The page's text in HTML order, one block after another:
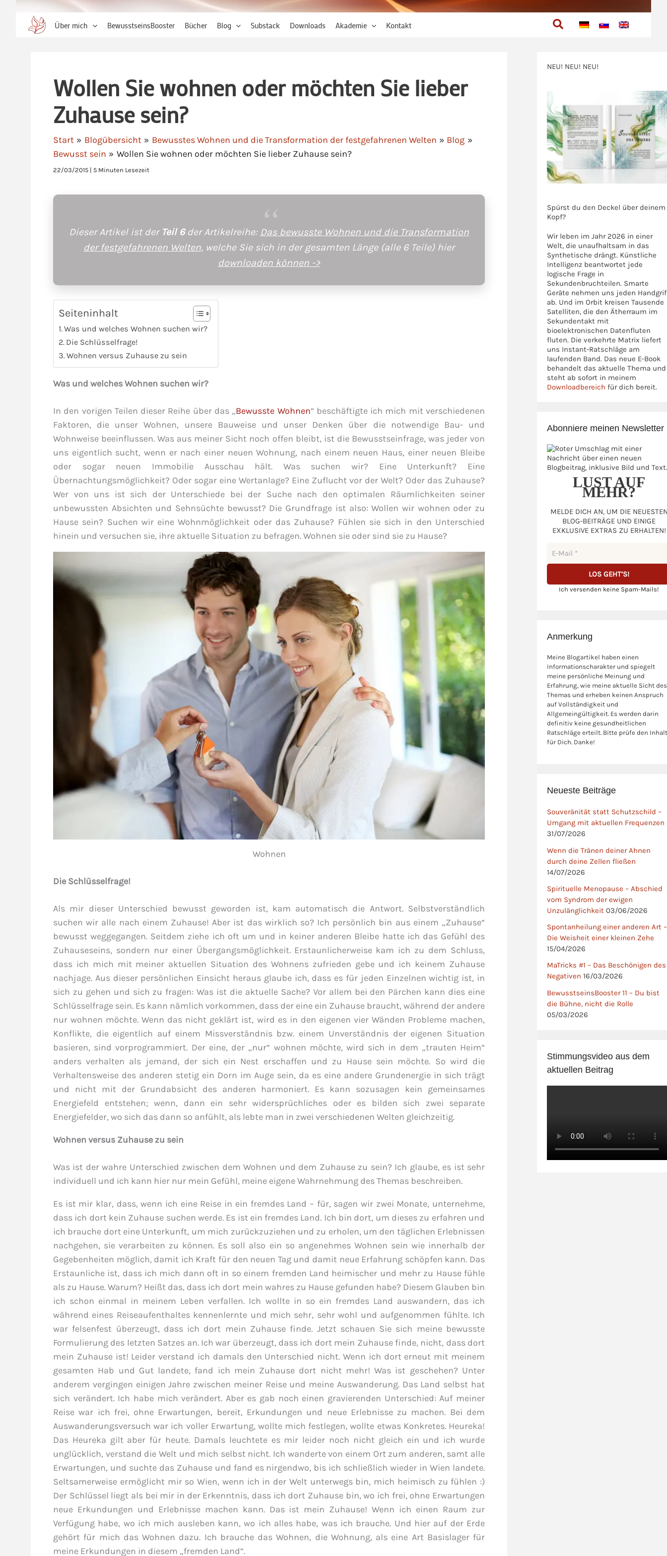
Über mich BewusstseinsBooster Bücher Blog Substack Downloads Akademie Kontakt Suchen
Wollen Sie wohnen oder möchten Sie lieber
Zuhause sein?
Start Blogübersicht Bewusstes Wohnen und die Transformation der festgefahrenen Welten
Blog
Bewusst sein
Wollen Sie wohnen oder möchten Sie lieber Zuhause sein?
22/03/2015 | 5 Minuten Lesezeit
Dieser Artikel ist der Teil 6der Artikelreihe: Das bewusste Wohnen und die Transformation
der festgefahrenen Welten, welche Sie sich in der gesamten Länge (alle 6 Teile) hier
downloaden können ->
Seiteninhalt
Was und welches Wohnen suchen wir?
Die Schlüsselfrage!
Wohnen versus Zuhause zu sein
Was und welches Wohnen suchen wir?
In den vorigen Teilen dieser Reihe über das „Bewusste Wohnen“ beschäftigte ich mich mit verschiedenen
Faktoren, die unser Wohnen, unsere Bauweise und unser Denken über die notwendige Bau- und
Wohnweise beeinflussen. Was aus meiner Sicht noch offen bleibt, ist die Bewusstseinfrage, was jeder von
uns eigentlich sucht, wenn er nach einer neuen Wohnung, nach einem neuen Haus, einer neuen Bleibe
oder sogar neuen Immobilie Ausschau hält. Was suchen wir? Eine Unterkunft? Eine
Übernachtungsmöglichkeit? Oder sogar eine Wertanlage? Eine Zuflucht vor der Welt? Oder das Zuhause?
Wer von uns ist sich der Unterschiede bei der Suche nach den optimalen Räumlichkeiten seiner
unbewussten Absichten und Sehnsüchte bewusst? Die Grundfrage ist also: Wollen wir wohnen oder zu
Hause sein? Suchen wir eine Wohnmöglichkeit oder das Zuhause? Fühlen sie sich in den Unterschied
hinein und versuchen sie, ihre aktuelle Situation zu befragen. Wohnen sie oder sind sie zu Hause?
Wohnen
Die Schlüsselfrage!
Als mir dieser Unterschied bewusst geworden ist, kam automatisch die Antwort. Selbstverständlich
suchen wir alle nach einem Zuhause! Aber ist das wirklich so? Ich persönlich bin aus einem „Zuhause“
bewusst weggegangen. Seitdem ziehe ich oft um und in keiner anderen Bleibe hatte ich das Gefühl des
Zuhauseseins, sondern nur einer Übergangsmöglichkeit. Erstaunlicherweise kam ich zu dem Schluss,
dass ich mich mit meiner aktuellen Situation des Wohnens zufrieden gebe und ich keinem Zuhause
nachjage. Aus dieser persönlichen Einsicht heraus glaube ich, dass es für jeden Einzelnen wichtig ist, in
sich zu gehen und sich zu fragen: Was ist die aktuelle Sache? Vor allem bei den Pärchen kann dies eine
Schlüsselfrage sein. Es kann nämlich vorkommen, dass der eine ein Zuhause braucht, während der andere
nur wohnen möchte. Wenn das nicht geklärt ist, wird es in den eigenen vier Wänden Probleme machen,
Konflikte, die eigentlich auf einem Missverständnis bzw. einem Unverständnis der eigenen Situation
basieren, sind vorprogrammiert. Der eine, der „nur“ wohnen möchte, wird sich in dem „trauten Heim“
anders verhalten als jemand, der sich ein Nest erschaffen und zu Hause sein möchte. So wird die
Verhaltensweise des anderen stetig ein Dorn im Auge sein, da es eine andere Grundenergie in sich trägt
und nicht mit der Grundabsicht des anderen harmoniert. Es kann sozusagen kein gemeinsames
Energiefeld entstehen; wenn, dann ein sehr widersprüchliches oder es bilden sich zwei separate
Energiefelder, wo sich das dann so anfühlt, als lebte man in zwei verschiedenen Welten gleichzeitig.
Wohnen versus Zuhause zu sein
Was ist der wahre Unterschied zwischen dem Wohnen und dem Zuhause zu sein? Ich glaube, es ist sehr
individuell und ich kann hier nur mein Gefühl, meine eigene Wahrnehmung des Themas beschreiben.
Es ist mir klar, dass, wenn ich eine Reise in ein fremdes Land – für, sagen wir zwei Monate, unternehme,
dass ich dort kein Zuhause suchen werde. Es ist ein fremdes Land. Ich bin dort, um dieses zu erfahren und
ich brauche dort eine Unterkunft, um mich zurückzuziehen und zu erholen, um den täglichen Erlebnissen
nachgehen, sie verarbeiten zu können. Es soll also ein so angenehmes Wohnen sein wie innerhalb der
Gegebenheiten möglich, damit ich Kraft für den neuen Tag und damit neue Erfahrung schöpfen kann. Das
Erstaunliche ist, dass ich mich dann oft in so einem fremden Land heimischer und mehr zu Hause fühle
als zu Hause. Warum? Heißt das, dass ich dort mein wahres zu Hause gefunden habe? Diesem Glauben bin
ich schon einmal in meinem Leben verfallen. Ich wollte in so ein fremdes Land auswandern, das ich
während eines Reiseaufenthaltes kennenlernte und mich sehr, sehr wohl und aufgenommen fühlte. Ich
war felsenfest überzeugt, dass ich dort mein Zuhause finde. Jetzt schauen Sie sich meine bewusste
Formulierung des letzten Satzes an. Ich war überzeugt, dass ich dort mein Zuhause finde, nicht, dass dort
mein Zuhause ist! Leider verstand ich damals den Unterschied nicht. Wenn ich dort erneut mit meinem
gesamten Hab und Gut landete, fand ich mein Zuhause dort nicht mehr! Was ist geschehen? Unter
anderem vergingen einigen Jahre zwischen meiner Reise und meine Auswanderung. Das Land selbst hat
sich verändert. Ich habe mich verändert. Aber es gab noch einen gravierenden Unterschied: Auf meiner
Reise war ich frei, ohne Erwartungen, bereit, Erkundungen und neue Erlebnisse zu machen. Bei dem
Auswanderungsversuch war ich voller Erwartung, wollte mich festlegen, wollte etwas Konkretes. Heureka!
Das Heureka gilt aber für heute. Damals leuchtete es mir leider noch nicht gleich ein und ich wurde
unglücklich, verstand die Welt und mich selbst nicht. Ich wanderte von einem Ort zum anderen, samt alle
Erwartungen, und suchte das Zuhause und fand es nirgendwo, bis ich schließlich wieder in Wien landete.
Seltsamerweise ermöglicht mir so Wien, wenn ich in der Welt unterwegs bin, mich heimisch zu fühlen :)
Der Schlüssel liegt als bei mir in der Erkenntnis, dass ich dort Zuhause bin, wo ich frei, ohne Erwartungen
neue Erkundungen und Erlebnisse machen kann. Das ist mein Zuhause! Wenn ich einen Raum zur
Verfügung habe, wo ich mich ausleben kann, wo ich alles habe, was ich brauche. Und hier auf der Erde
gehört für mich das Wohnen dazu. Ich brauche das Wohnen, die Wohnung, als eine Art Basislager für
meine Erkundungen in diesem „fremden Land“.
NEU! NEU! NEU!
Spürst du den Deckel über deinem
Kopf?
Wir leben im Jahr 2026 in einer
Welt, die unaufhaltsam in das
Synthetische drängt. Künstliche
Intelligenz beantwortet jede
logische Frage in
Sekundenbruchteilen. Smarte
Geräte nehmen uns jeden
ab. Und im Orbit kreisen Tausende
Satelliten, die den Ätherraum im
Sekundentakt mit
bioelektronischen Datenfluten
fluten. Die verkehrte Matrix liefert
uns Instant-Ratschläge am
laufenden Band. Das neue E-Book
behandelt das aktuelle Thema und
steht ab sofort in meinem
Downloadbereich für dich bereit.
Abonniere meinen Newsletter
LUST AUF
MEHR?
MELDE DICH AN, UM DIE
BLOG-BEITRÄGE UND EINIGE
EXKLUSIVE EXTRAS ZU ERHALTEN!
Ich versenden keine Spam-Mails!
Anmerkung
Meine Blogartikel haben einen
Informationscharakter und spiegelt
meine persönliche Meinung und
Erfahrung, wie meine aktuelle Sicht des
Themas und erheben keinen Anspruch
auf Vollständigkeit und
Allgemeingültigkeit. Es werden darin
definitiv keine gesundheitlichen
Ratschläge erteilt. Bitte prüfe den Inhalt
für Dich. Danke!
Neueste Beiträge
Souveränität statt Schutzschild –
Umgang mit aktuellen Frequenzen
31/07/2026
Wenn die Tränen deiner Ahnen
durch deine Zellen fließen
14/07/2026
Spirituelle Menopause – Abschied
vom Syndrom der ewigen
Unzulänglichkeit 03/06/2026
Spontanheilung einer anderen Art –
Die Weisheit einer kleinen Zehe
15/04/2026
MaTricks #1 – Das Beschönigen des
Negativen 16/03/2026
BewusstseinsBooster 11 – Du bist
die Bühne, nicht die Rolle
05/03/2026
Stimmungsvideo aus dem
aktuellen Beitrag